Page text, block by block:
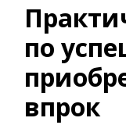
по
впрок